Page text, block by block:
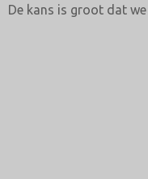
De kans is groot dat